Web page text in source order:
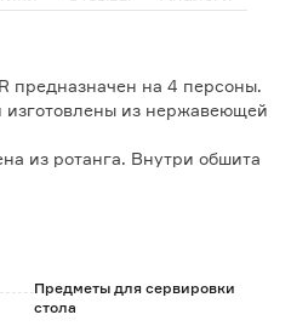
предназначен на 4 персоны.
из нержавеющей
из ротанга. Внутри обшита
у основания, что
Предметы для сервировки
стола